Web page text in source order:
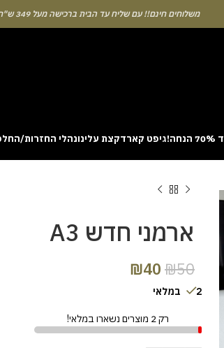
משלוחים חינם!! עם שליח עד הבית ברכישה מעל 349 ש"ח
גיפט קארדקצת עלינונהלי החזרות/
view. Learning the rhythm can take a few
on sites like [aviatordreamliner.com] where
ארמני חדש A3
₪50
₪40
2 במלאי
רק 2 מוצרים נשארו במלאי!